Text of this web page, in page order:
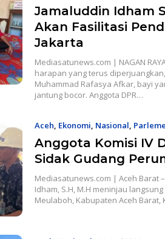
Jamaluddin Idham
Akan Fasilitasi
Jakarta
Mediasatunews.com | NAGAN
harapan yang terus
Muhammad Rafasya Afkar, bayi
jantung bocor. Anggota DPR…
Aceh, Ekonomi, Nasional,
Anggota Komisi IV
Sidak Gudang
Mediasatunews.com | Aceh Barat –
Idham, S.H, M.H meninjau
Meulaboh, Kabupaten Aceh Barat,